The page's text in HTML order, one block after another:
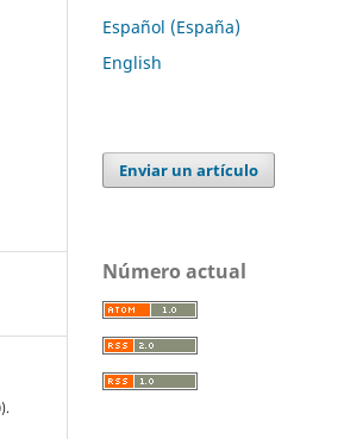
Español (España)
English
Enviar un artículo
Número actual